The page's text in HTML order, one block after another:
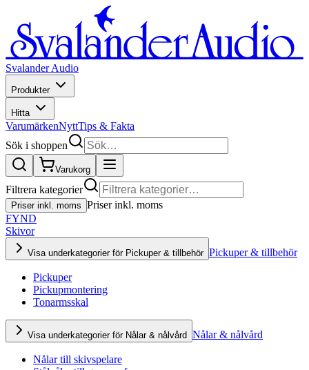
Svalander Audio
Produkter
Hitta
VarumärkenNyttTips & Fakta
Sök i shoppen
Varukorg
Filtrera kategorier
Priser inkl. moms Priser inkl. moms
FYND
Skivor
Visa underkategorier för Pickuper & tillbehör Pickuper & tillbehör
Pickuper
Pickupmontering
Tonarmsskal
Visa underkategorier för Nålar & nålvård Nålar & nålvård
Nålar till skivspelare